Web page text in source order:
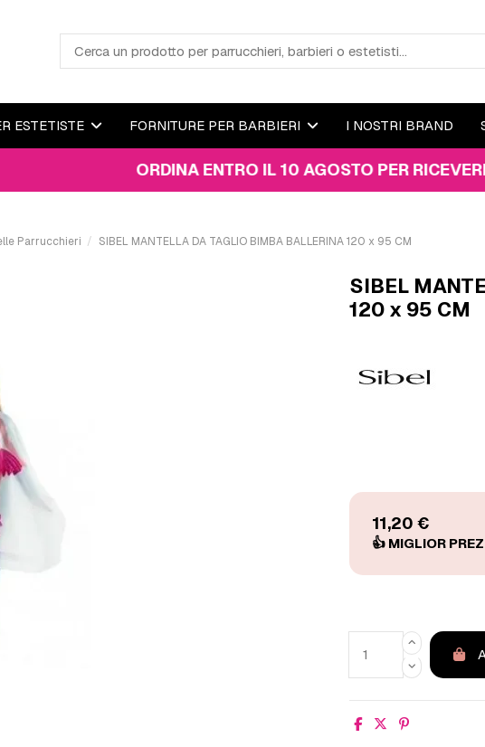
ESTETISTE FORNITURE PER BARBIERI I NOSTRI BRAND
ORDINA ENTRO IL 10 AGOSTO PER RICEVERE IL
Parrucchieri SIBEL MANTELLA DA TAGLIO BIMBA BALLERINA 120 x 95 CM
SIBEL
120 x 95 CM
11,20 €